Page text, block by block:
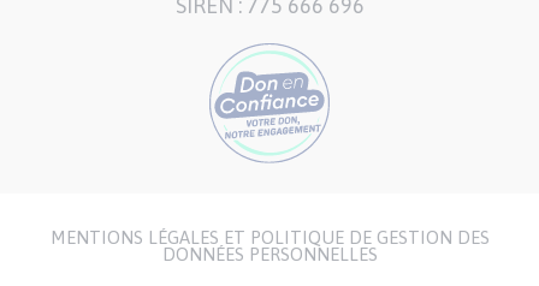
MENTIONS LÉGALES ET POLITIQUE DE GESTION DES
DONNÉES PERSONNELLES